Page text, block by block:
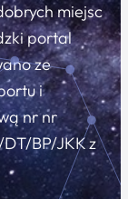
miejsc
portal
ze
i
nr nr
BP/JKK z